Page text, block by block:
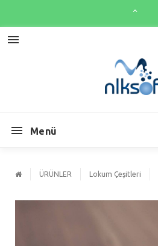
Menü
ÜRÜNLER Lokum Çeşitleri